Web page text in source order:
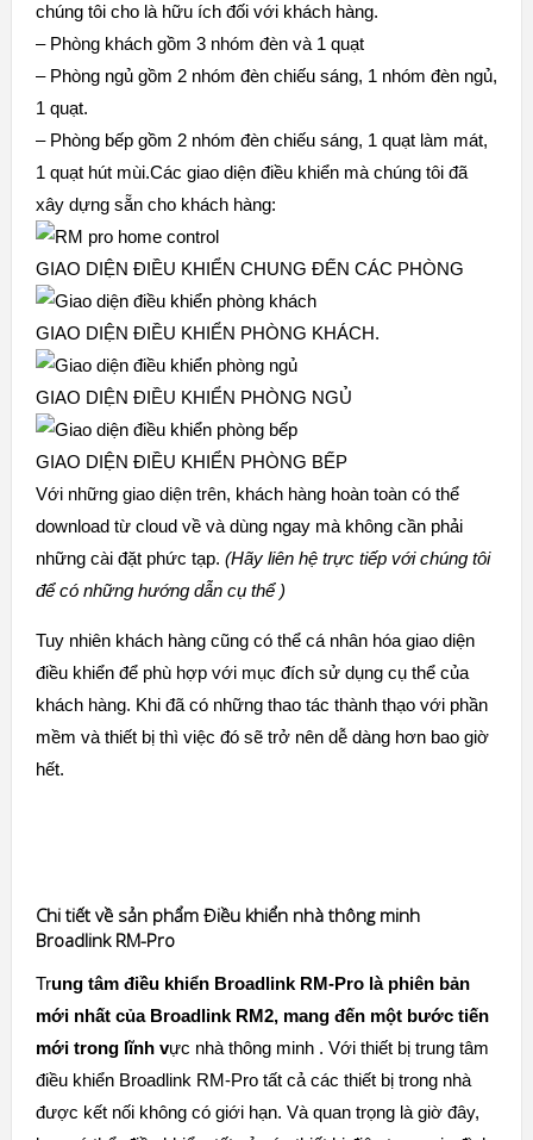
chúng tôi cho là hữu ích đối với khách hàng.
– Phòng khách gồm 3 nhóm đèn và 1 quạt
– Phòng ngủ gồm 2 nhóm đèn chiếu sáng, 1 nhóm đèn ngủ,
1 quạt.
– Phòng bếp gồm 2 nhóm đèn chiếu sáng, 1 quạt làm mát,
1 quạt hút mùi.Các giao diện điều khiển mà chúng tôi đã
xây dựng sẵn cho khách hàng:
GIAO DIỆN ĐIỀU KHIỂN CHUNG ĐẾN CÁC PHÒNG
GIAO DIỆN ĐIỀU KHIỂN PHÒNG KHÁCH.
GIAO DIỆN ĐIỀU KHIỂN PHÒNG NGỦ
GIAO DIỆN ĐIỀU KHIỂN PHÒNG BẾP
Với những giao diện trên, khách hàng hoàn toàn có thể
download từ cloud về và dùng ngay mà không cần phải
những cài đặt phức tạp. (Hãy liên hệ trực tiếp với chúng tôi
để có những hướng dẫn cụ thể )
Tuy nhiên khách hàng cũng có thể cá nhân hóa giao diện
điều khiển để phù hợp với mục đích sử dụng cụ thể của
khách hàng. Khi đã có những thao tác thành thạo với phần
mềm và thiết bị thì việc đó sẽ trở nên dễ dàng hơn bao giờ
hết.
Chi tiết về sản phẩm Điều khiển nhà thông minh
Broadlink RM-Pro
Trung tâm điều khiển Broadlink RM-Pro là phiên bản
mới nhất của Broadlink RM2, mang đến một bước tiến
mới trong lĩnh vực nhà thông minh . Với thiết bị trung tâm
điều khiển Broadlink RM-Pro tất cả các thiết bị trong nhà
được kết nối không có giới hạn. Và quan trọng là giờ đây,